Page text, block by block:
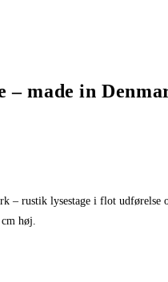
– made in
– rustik lysestage i flot
høj.